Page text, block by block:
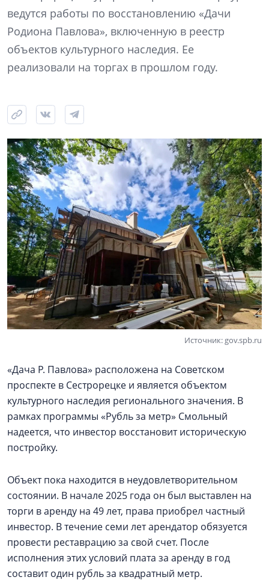
ведутся работы по восстановлению «Дачи
Родиона Павлова», включенную в реестр
объектов культурного наследия. Ее
реализовали на торгах в прошлом году.
Источник: gov.spb.ru
«Дача Р. Павлова» расположена на Советском
проспекте в Сестрорецке и является объектом
культурного наследия регионального значения. В
рамках программы «Рубль за метр» Смольный
надеется, что инвестор восстановит историческую
постройку.
Объект пока находится в неудовлетворительном
состоянии. В начале 2025 года он был выставлен на
торги в аренду на 49 лет, права приобрел частный
инвестор. В течение семи лет арендатор обязуется
провести реставрацию за свой счет. После
исполнения этих условий плата за аренду в год
составит один рубль за квадратный метр.